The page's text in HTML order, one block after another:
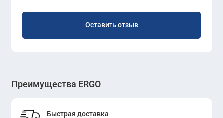
Оставить отзыв
Преимущества ERGO
Быстрая доставка